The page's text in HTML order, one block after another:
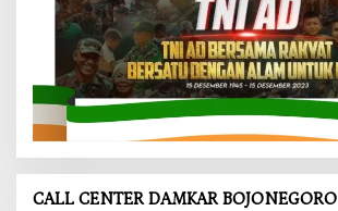
CALL CENTER DAMKAR BOJONEGORO